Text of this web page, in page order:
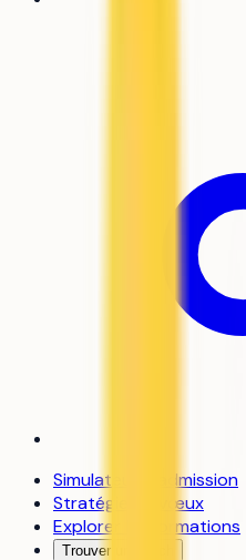
Simulateur d’admission
Stratégie de vœux
Explorer les formations
Trouver un coach